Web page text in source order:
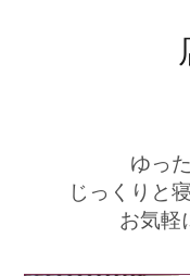
ゆっ
じっくりと
お気軽